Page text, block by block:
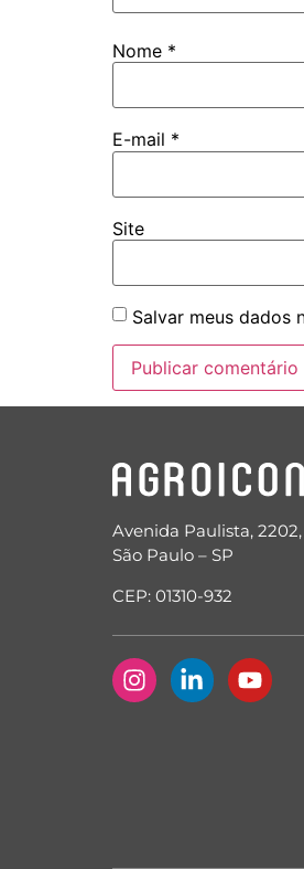
Nome *
E-mail *
Site
Salvar meus dados
Avenida Paulista, 2202,
São Paulo – SP
CEP: 01310-932